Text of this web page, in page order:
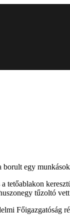
egy
tetőablakon
tűzoltó
Főigazgatóság